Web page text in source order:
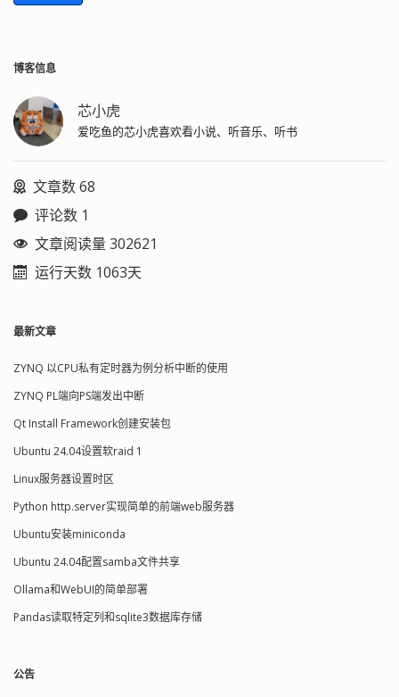
博客信息
芯小虎
爱吃鱼的芯小虎喜欢看小说、听音乐、听书
文章数 68
评论数 1
文章阅读量 302621
运行天数 1063天
最新文章
ZYNQ 以CPU私有定时器为例分析中断的使用
ZYNQ PL端向PS端发出中断
Qt Install Framework创建安装包
Ubuntu 24.04设置软raid 1
Linux服务器设置时区
Python http.server实现简单的前端web服务器
Ubuntu安装miniconda
Ubuntu 24.04配置samba文件共享
Ollama和WebUI的简单部署
Pandas读取特定列和sqlite3数据库存储
公告